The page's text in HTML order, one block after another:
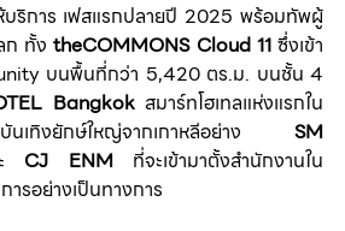
บริการ เฟสแรกปลายปี 2025 พร้อมทัพผู้
ลก ทั้ง theCOMMONS Cloud 11 ซึ่งเข้า
บนพื้นที่กว่า 5,420 ตร.ม. บนชั้น 4
Bangkok สมาร์ทโฮเทลแห่งแรกใน
ทิงยักษ์ใหญ่จากเกาหลีอย่าง SM
CJ ENM ที่จะเข้ามาตั้งสำนักงานใน
ารอย่างเป็นทางการ